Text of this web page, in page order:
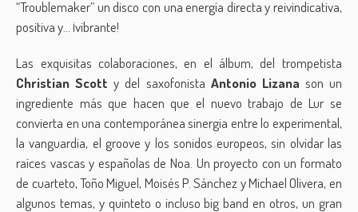
“Troublemaker” un disco con una energía directa y reivindicativa,
positiva y… ¡vibrante!
Las exquisitas colaboraciones, en el álbum, del trompetista
Christian Scott y del saxofonista Antonio Lizana son un
ingrediente más que hacen que el nuevo trabajo de Lur se
convierta en una contemporánea sinergia entre lo experimental,
la vanguardia, el groove y los sonidos europeos, sin olvidar las
raíces vascas y españolas de Noa. Un proyecto con un formato
de cuarteto, Toño Miguel, Moisés P. Sánchez y Michael Olivera, en
algunos temas, y quinteto o incluso big band en otros, un gran